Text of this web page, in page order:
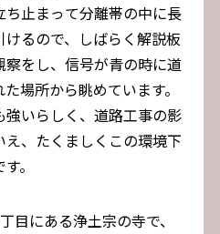
止まって分離帯の中に長
るので、しばらく解説板
をし、信号が青の時に道
場所から眺めています。
いらしく、道路工事の影
、たくましくこの環境下
。
目にある浄土宗の寺で、